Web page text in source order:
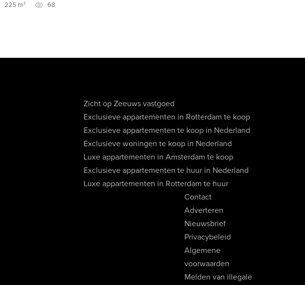
225 m² 68
Zicht op Zeeuws vastgoed
Exclusieve appartementen in Rotterdam te koop
Exclusieve appartementen te koop in Nederland
Exclusieve woningen te koop in Nederland
Luxe appartementen in Amsterdam te koop
Exclusieve appartementen te huur in Nederland
Luxe appartementen in Rotterdam te huur
Contact
Adverteren
Nieuwsbrief
Privacybeleid
Algemene
voorwaarden
Melden van illegale